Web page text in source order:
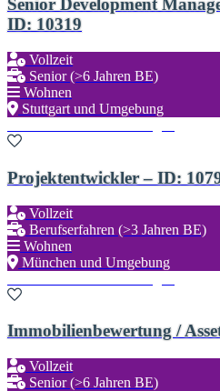
Senior Development
ID: 10319
Vollzeit
Senior (>6 Jahren BE)
Wohnen
Stuttgart und Umgebung
Projektentwickler – ID:
Vollzeit
Berufserfahren (>3 Jahren BE)
Wohnen
München und Umgebung
Immobilienbewertung /
Vollzeit
Senior (>6 Jahren BE)